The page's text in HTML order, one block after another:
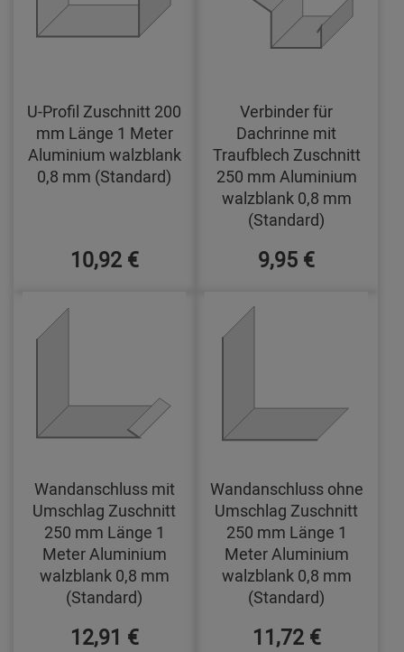
U-Profil Zuschnitt 200
mm Länge 1 Meter
Aluminium walzblank
0,8 mm (Standard)
10,92 €
Verbinder für
Dachrinne mit
Traufblech Zuschnitt
250 mm Aluminium
walzblank 0,8 mm
(Standard)
9,95 €
Wandanschluss mit
Umschlag Zuschnitt
250 mm Länge 1
Meter Aluminium
walzblank 0,8 mm
(Standard)
12,91 €
Wandanschluss ohne
Umschlag Zuschnitt
250 mm Länge 1
Meter Aluminium
walzblank 0,8 mm
(Standard)
11,72 €